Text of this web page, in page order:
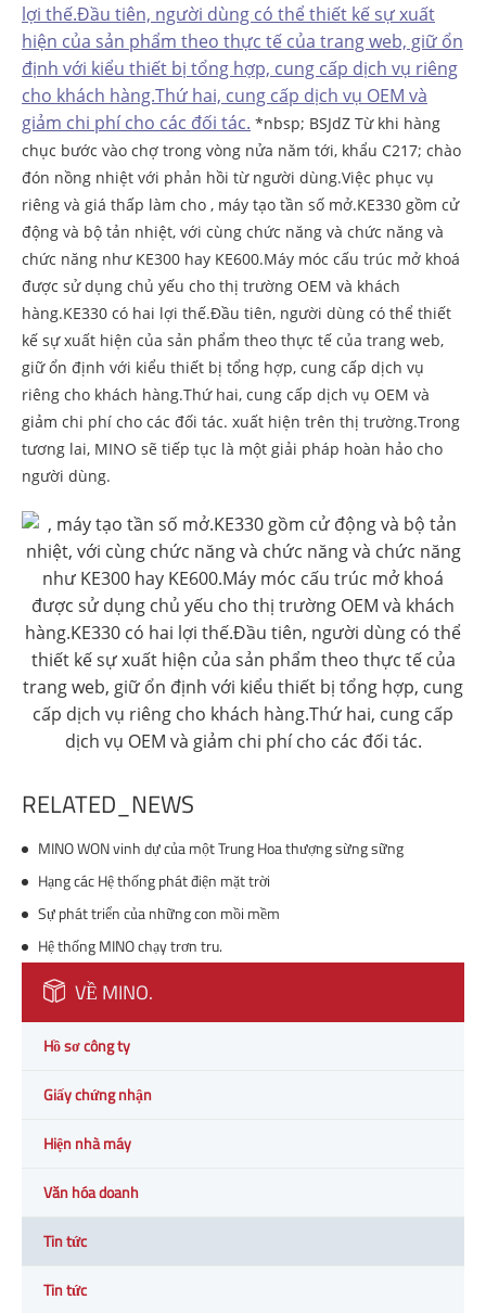
lợi thế.Đầu tiên, người dùng có thể thiết kế sự xuất
hiện của sản phẩm theo thực tế của trang web, giữ ổn
định với kiểu thiết bị tổng hợp, cung cấp dịch vụ riêng
cho khách hàng.Thứ hai, cung cấp dịch vụ OEM và
giảm chi phí cho các đối tác. *nbsp; BSJdZ Từ khi hàng
chục bước vào chợ trong vòng nửa năm tới, khẩu C217; chào
đón nồng nhiệt với phản hồi từ người dùng.Việc phục vụ
riêng và giá thấp làm cho , máy tạo tần số mở.KE330 gồm cử
động và bộ tản nhiệt, với cùng chức năng và chức năng và
chức năng như KE300 hay KE600.Máy móc cấu trúc mở khoá
được sử dụng chủ yếu cho thị trường OEM và khách
hàng.KE330 có hai lợi thế.Đầu tiên, người dùng có thể thiết
kế sự xuất hiện của sản phẩm theo thực tế của trang web,
giữ ổn định với kiểu thiết bị tổng hợp, cung cấp dịch vụ
riêng cho khách hàng.Thứ hai, cung cấp dịch vụ OEM và
giảm chi phí cho các đối tác. xuất hiện trên thị trường.Trong
tương lai, MINO sẽ tiếp tục là một giải pháp hoàn hảo cho
người dùng.
RELATED_NEWS
MINO WON vinh dự của một Trung Hoa thượng sừng sững
Hạng các Hệ thống phát điện mặt trời
Sự phát triển của những con mồi mềm
Hệ thống MINO chạy trơn tru.
VỀ MINO.
Hồ sơ công ty
Giấy chứng nhận
Hiện nhà máy
Văn hóa doanh
Tin tức
Tin tức